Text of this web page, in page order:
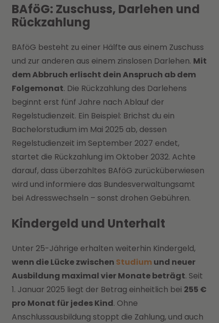
BAföG: Zuschuss, Darlehen und
Rückzahlung
BAföG besteht zu einer Hälfte aus einem Zuschuss
und zur anderen aus einem zinslosen Darlehen. Mit
dem Abbruch erlischt dein Anspruch ab dem
Folgemonat. Die Rückzahlung des Darlehens
beginnt erst fünf Jahre nach Ablauf der
Regelstudienzeit. Ein Beispiel: Brichst du ein
Bachelorstudium im Mai 2025 ab, dessen
Regelstudienzeit im September 2027 endet,
startet die Rückzahlung im Oktober 2032. Achte
darauf, dass überzahltes BAföG zurücküberwiesen
wird und informiere das Bundesverwaltungsamt
bei Adresswechseln – sonst drohen Gebühren.
Kindergeld und Unterhalt
Unter 25-Jährige erhalten weiterhin Kindergeld,
wenn die Lücke zwischen Studium und neuer
Ausbildung maximal vier Monate beträgt. Seit
1. Januar 2025 liegt der Betrag einheitlich bei 255 €
pro Monat für jedes Kind. Ohne
Anschlussausbildung stoppt die Zahlung, und auch